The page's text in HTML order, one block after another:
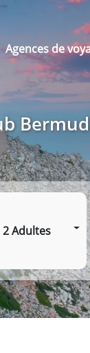
Agences de
2 Adultes